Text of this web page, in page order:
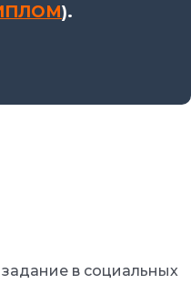
).
в социальных